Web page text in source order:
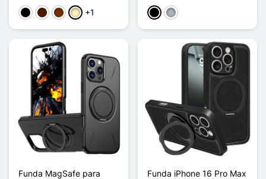
NegroMarrón oscuro
CaféMarrón claro
+1 NegroGris
Funda MagSafe para
Funda iPhone 16 Pro Max